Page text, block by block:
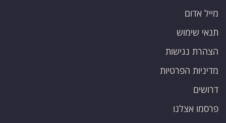
מייל אדום
תנאי שימוש
הצהרת נגישות
מדיניות הפרטיות
דרושים
פרסמו אצלנו